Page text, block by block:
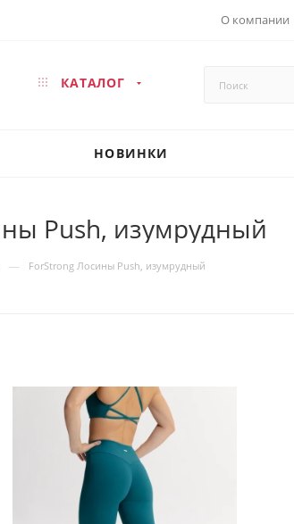
О компании
КАТАЛОГ
НОВИНКИ
Push, изумрудный
— ForStrong Лосины Push, изумрудный